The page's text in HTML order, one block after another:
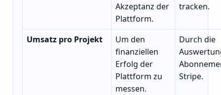
Akzeptanz der
Plattform.
tracken.
Umsatz pro Projekt
Um den
finanziellen
Erfolg der
Plattform zu
messen.
Durch die
Stripe.